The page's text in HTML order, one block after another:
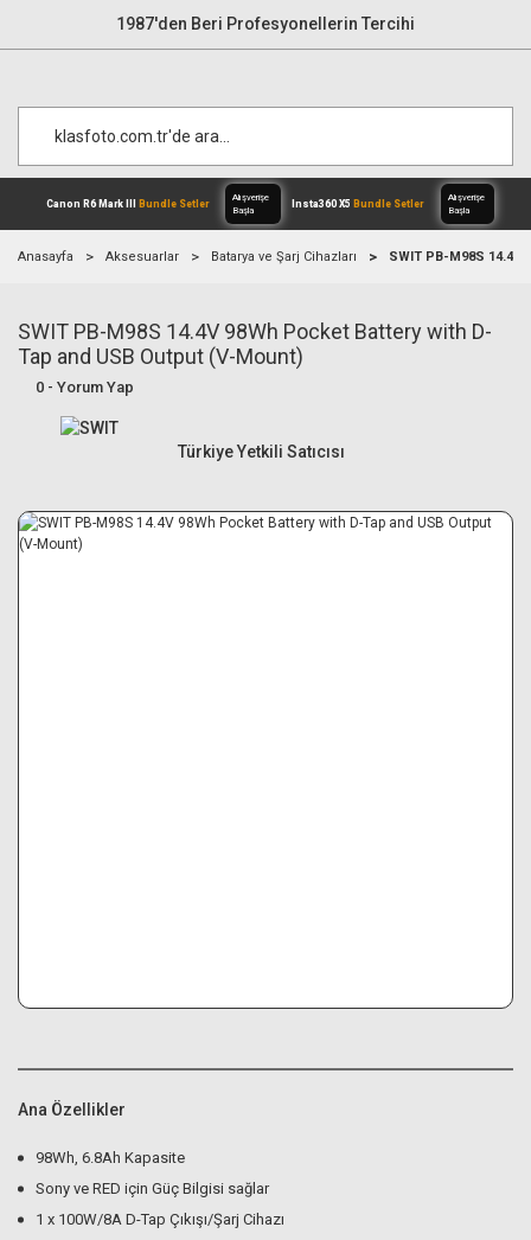
1987'den Beri Profesyonellerin Tercihi
Canon R6 Mark IIIBundle Setler
Alışverişe
Anasayfa Aksesuarlar Batarya ve Şarj Cihazları SWIT PB-M98S
SWIT PB-M98S 14.4V 98Wh Pocket Battery with D-
Tap and USB Output (V-Mount)
0 - Yorum Yap
Türkiye Yetkili Satıcısı
Ana Özellikler
98Wh, 6.8Ah Kapasite
Sony ve RED için Güç Bilgisi sağlar
1 x 100W/8A D-Tap Çıkışı/Şarj Cihazı